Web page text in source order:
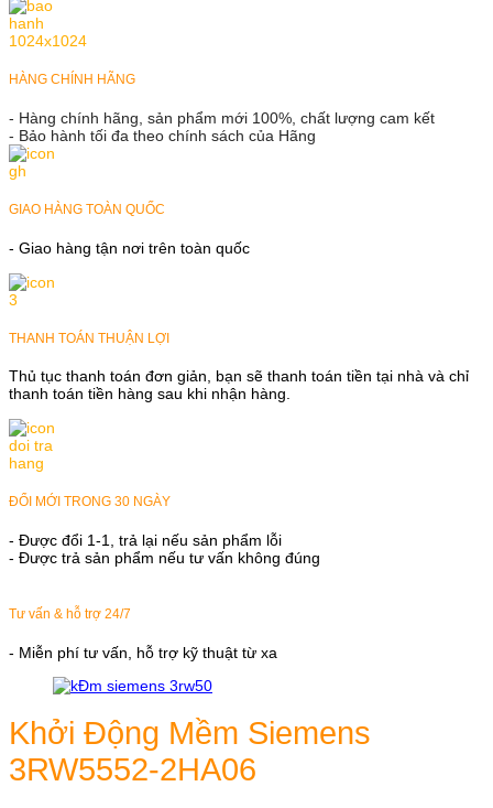
HÀNG CHÍNH HÃNG
- Hàng chính hãng, sản phẩm mới 100%, chất lượng cam kết
- Bảo hành tối đa theo chính sách của Hãng
GIAO HÀNG TOÀN QUỐC
- Giao hàng tận nơi trên toàn quốc
THANH TOÁN THUẬN LỢI
Thủ tục thanh toán đơn giản, bạn sẽ thanh toán tiền tại nhà và chỉ
thanh toán tiền hàng sau khi nhận hàng.
ĐỔI MỚI TRONG 30 NGÀY
- Được đổi 1-1, trả lại nếu sản phẩm lỗi
- Được trả sản phẩm nếu tư vấn không đúng
Tư vấn & hỗ trợ 24/7
- Miễn phí tư vấn, hỗ trợ kỹ thuật từ xa
Khởi Động Mềm Siemens
3RW5552-2HA06